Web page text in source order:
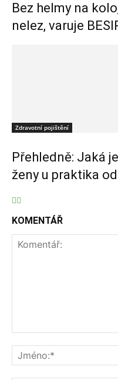
Bez helmy na
nelez, varuje
Zdravotní pojištění
Přehledně: Jaká
ženy u praktika
KOMENTÁŘ